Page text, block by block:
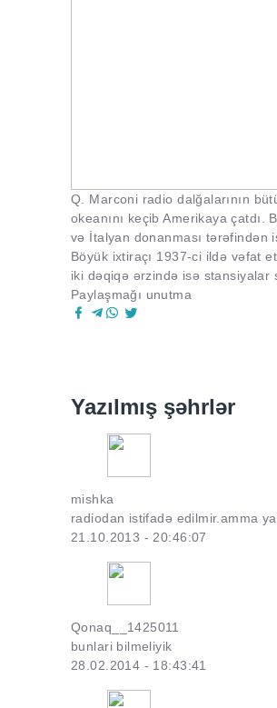
Q. Marconi radio dalğalarının
okeanını keçib Amerikaya
və İtalyan donanması tərəfindən
Böyük ixtiraçı 1937-ci ildə vəfat
iki dəqiqə ərzində isə stansiyalar
Paylaşmağı unutma
Yazılmış şəhrlər
mishka
radiodan istifadə edilmir.amma
21.10.2013 - 20:46:07
Qonaq__1425011
bunlari bilmeliyik
28.02.2014 - 18:43:41